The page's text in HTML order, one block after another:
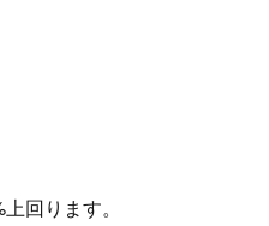
回ります。